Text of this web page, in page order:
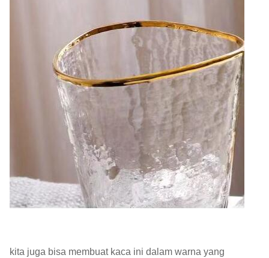
kita juga bisa membuat kaca ini dalam warna yang